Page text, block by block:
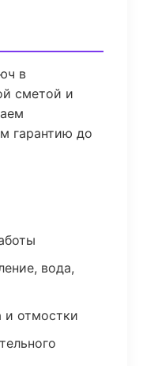
в
сметой и
гарантию до
вода,
и отмостки